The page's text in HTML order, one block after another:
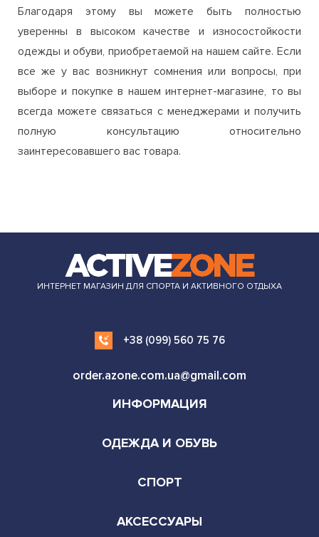
Благодаря этому вы можете быть полностью
уверенны в высоком качестве и износостойкости
одежды и обуви, приобретаемой на нашем сайте. Если
все же у вас возникнут сомнения или вопросы, при
выборе и покупке в нашем интернет-магазине, то вы
всегда можете связаться с менеджерами и получить
полную консультацию относительно
заинтересовавшего вас товара.
ИНТЕРНЕТ МАГАЗИН ДЛЯ СПОРТА И АКТИВНОГО ОТДЫХА
+38 (099) 560 75 76
order.azone.com.ua@gmail.com
ИНФОРМАЦИЯ
ОДЕЖДА И ОБУВЬ
СПОРТ
АКСЕССУАРЫ